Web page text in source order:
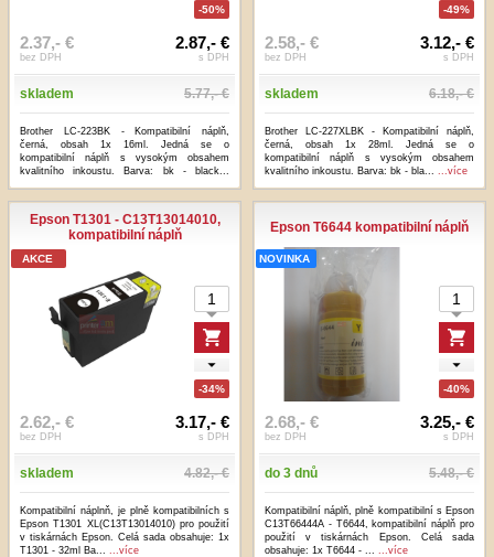
-50%
2.37,- €
bez DPH
2.87,- €
s DPH
skladem 5.77,- €
Brother LC-223BK - Kompatibilní náplň,
černá, obsah 1x 16ml. Jedná se o
kompatibilní náplň s vysokým obsahem
kvalitního inkoustu. Barva: bk - black...
-49%
2.58,- €
bez DPH
3.12,- €
s DPH
skladem 6.18,- €
Brother LC-227XLBK - Kompatibilní náplň,
černá, obsah 1x 28ml. Jedná se o
kompatibilní náplň s vysokým obsahem
kvalitního inkoustu. Barva: bk - bla...
...více
Epson T1301 - C13T13014010,
kompatibilní náplň
AKCE
-34%
2.62,- €
bez DPH
3.17,- €
s DPH
skladem 4.82,- €
Kompatibilní náplnň, je plně kompatibilních s
Epson T1301 XL(C13T13014010) pro použití
v tiskárnách Epson. Celá sada obsahuje: 1x
T1301 - 32ml Ba...
...více
Epson T6644 kompatibilní náplň
NOVINKA
-40%
2.68,- €
bez DPH
3.25,- €
s DPH
do 3 dnů 5.48,- €
Kompatibilní náplň, plně kompatibilní s Epson
C13T66444A - T6644, kompatibilní náplň pro
použití v tiskárnách Epson. Celá sada
obsahuje: 1x T6644 - ...
...více